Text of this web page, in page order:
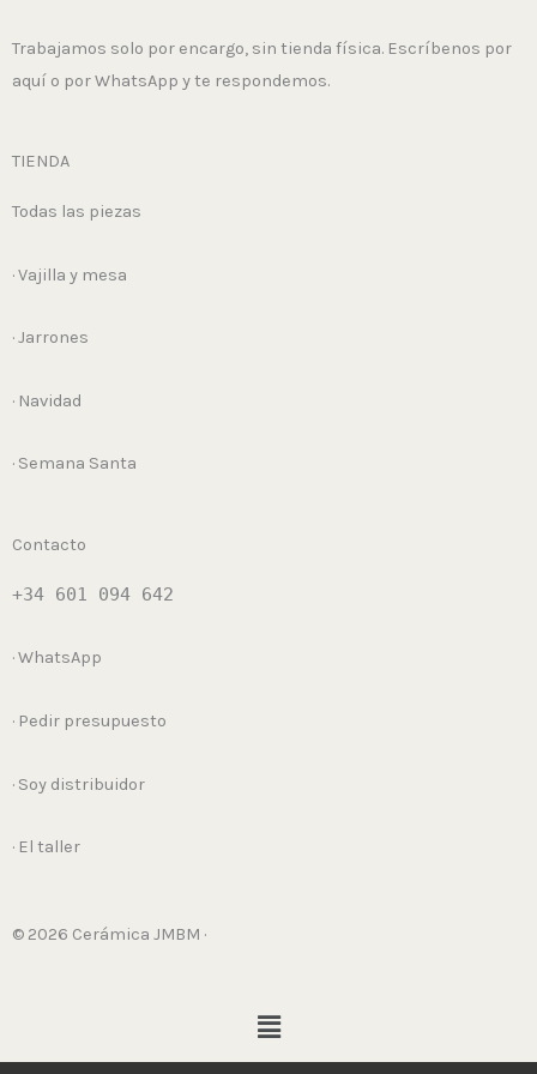
Trabajamos solo por encargo, sin tienda física. Escríbenos por
aquí o por WhatsApp y te respondemos.
TIENDA
Todas las piezas
· Vajilla y mesa
· Jarrones
· Navidad
· Semana Santa
Contacto
+34 601 094 642
· WhatsApp
· Pedir presupuesto
· Soy distribuidor
· El taller
© 2026 Cerámica JMBM ·
Menú